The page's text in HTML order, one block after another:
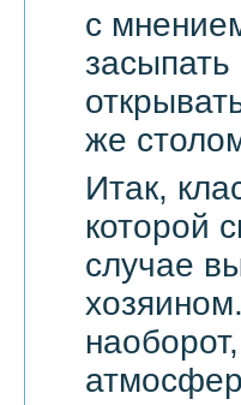
с
же
Итак,
которой
случае